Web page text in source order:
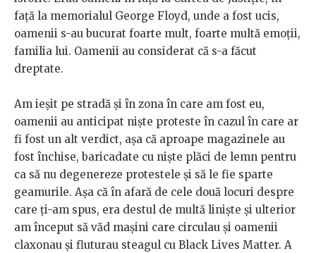
față la memorialul George Floyd, unde a fost ucis,
oamenii s-au bucurat foarte mult, foarte multă emoții,
familia lui. Oamenii au considerat că s-a făcut
dreptate.
Am ieșit pe stradă și în zona în care am fost eu,
oamenii au anticipat niște proteste în cazul în care ar
fi fost un alt verdict, așa că aproape magazinele au
fost închise, baricadate cu niște plăci de lemn pentru
ca să nu degenereze protestele și să le fie sparte
geamurile. Așa că în afară de cele două locuri despre
care ți-am spus, era destul de multă liniște și ulterior
am început să văd mașini care circulau și oamenii
claxonau și fluturau steagul cu Black Lives Matter. A